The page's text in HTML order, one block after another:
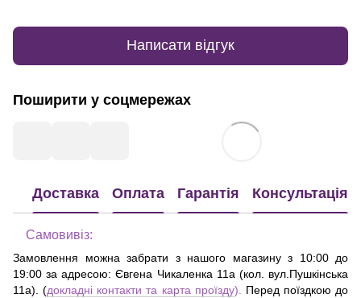
Написати відгук
Поширити у соцмережах
Доставка Оплата Гарантія Консультація
Самовивіз:
Замовлення можна забрати з нашого магазину з 10:00 до
19:00 за адресою:Євгена Чикаленка 11а (кол. вул.Пушкінська
11а) . (докладні контакти та карта проїзду). Перед поїздкою до